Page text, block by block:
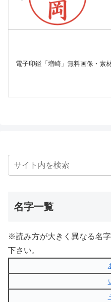
電子印鑑「増崎」無料画像・素
名字一覧
※読み方が大きく異なる名
下さい。